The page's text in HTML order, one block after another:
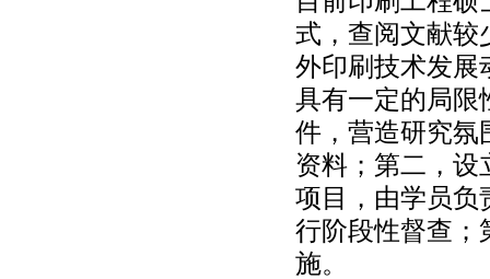
式，查阅文献较
外印刷技术发展
具有一定的局限
件，营造研究氛
资料；第二，设
项目，由学员负
行阶段性督查；
施。